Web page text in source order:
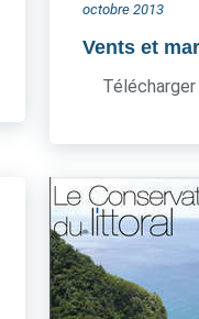
octobre 2013
Vents et